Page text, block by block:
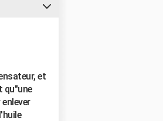
et
qu"une